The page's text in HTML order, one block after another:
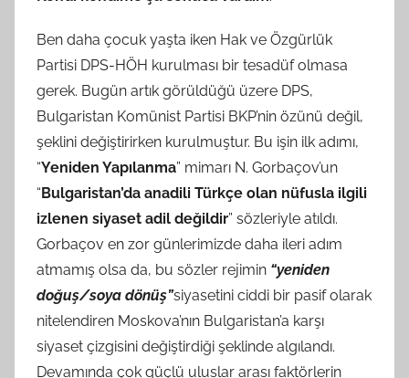
Ben daha çocuk yaşta iken Hak ve Özgürlük
Partisi DPS-HÖH kurulması bir tesadüf olmasa
gerek. Bugün artık görüldüğü üzere DPS,
Bulgaristan Komünist Partisi BKP’nin özünü değil,
şeklini değiştirirken kurulmuştur. Bu işin ilk adımı,
“Yeniden Yapılanma” mimarı N. Gorbaçov’un
“ Bulgaristan’da anadili Türkçe olan nüfusla ilgili
izlenen siyaset adil değildir” sözleriyle atıldı.
Gorbaçov en zor günlerimizde daha ileri adım
atmamış olsa da, bu sözler rejimin “yeniden
doğuş/soya dönüş”siyasetini ciddi bir pasif olarak
nitelendiren Moskova’nın Bulgaristan’a karşı
siyaset çizgisini değiştirdiği şeklinde algılandı.
Devamında çok güçlü uluslar arası faktörlerin